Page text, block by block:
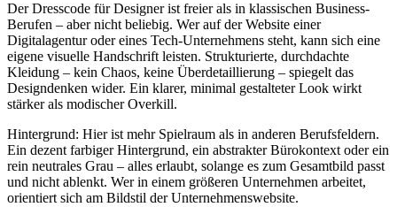
Der Dresscode für Designer ist freier als in klassischen Business-
Berufen – aber nicht beliebig. Wer auf der Website einer
Digitalagentur oder eines Tech-Unternehmens steht, kann sich eine
eigene visuelle Handschrift leisten. Strukturierte, durchdachte
Kleidung – kein Chaos, keine Überdetaillierung – spiegelt das
Designdenken wider. Ein klarer, minimal gestalteter Look wirkt
stärker als modischer Overkill.
Hintergrund: Hier ist mehr Spielraum als in anderen Berufsfeldern.
Ein dezent farbiger Hintergrund, ein abstrakter Bürokontext oder ein
rein neutrales Grau – alles erlaubt, solange es zum Gesamtbild passt
und nicht ablenkt. Wer in einem größeren Unternehmen arbeitet,
orientiert sich am Bildstil der Unternehmenswebsite.